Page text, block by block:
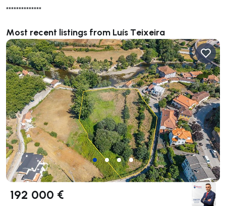
**************
Most recent listings from Luís Teixeira
192 000 €